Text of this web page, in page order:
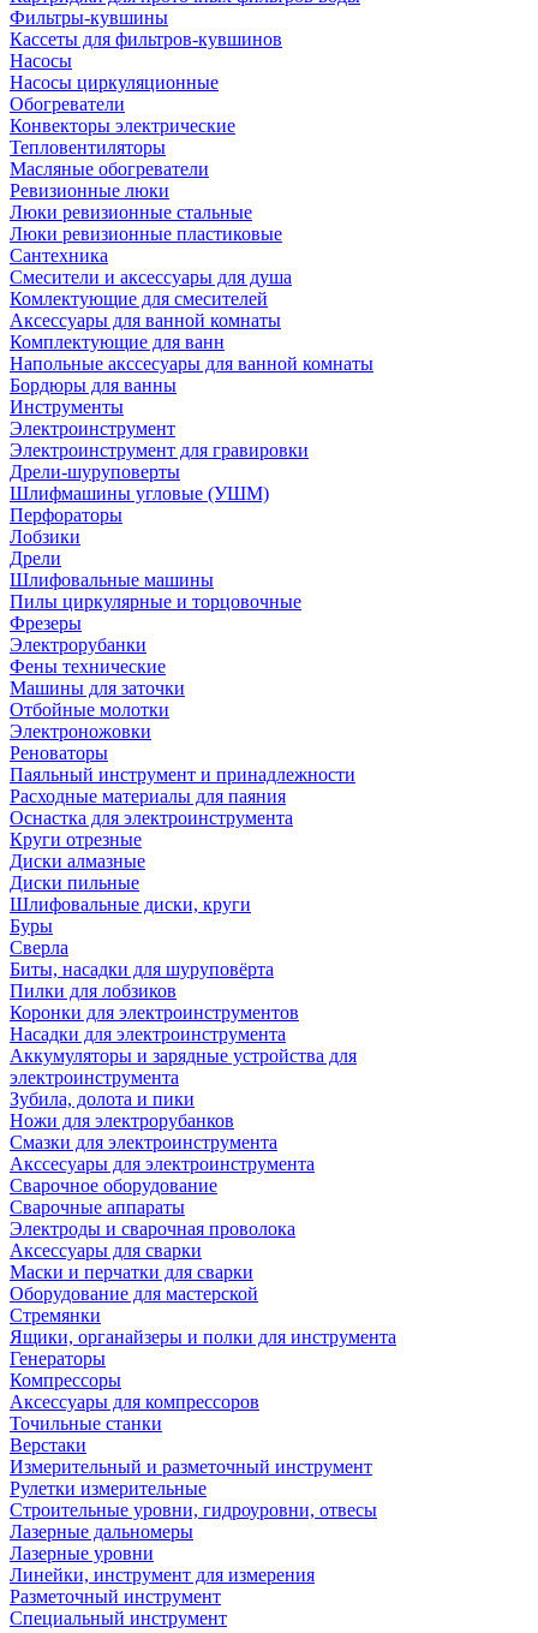
Фильтры-кувшины
Кассеты для фильтров-кувшинов
Насосы
Насосы циркуляционные
Обогреватели
Конвекторы электрические
Тепловентиляторы
Масляные обогреватели
Ревизионные люки
Люки ревизионные стальные
Люки ревизионные пластиковые
Сантехника
Смесители и аксессуары для душа
Комлектующие для смесителей
Аксессуары для ванной комнаты
Комплектующие для ванн
Напольные акссесуары для ванной комнаты
Бордюры для ванны
Инструменты
Электроинструмент
Электроинструмент для гравировки
Дрели-шуруповерты
Шлифмашины угловые (УШМ)
Перфораторы
Лобзики
Дрели
Шлифовальные машины
Пилы циркулярные и торцовочные
Фрезеры
Электрорубанки
Фены технические
Машины для заточки
Отбойные молотки
Электроножовки
Реноваторы
Паяльный инструмент и принадлежности
Расходные материалы для паяния
Оснастка для электроинструмента
Круги отрезные
Диски алмазные
Диски пильные
Шлифовальные диски, круги
Буры
Сверла
Биты, насадки для шуруповёрта
Пилки для лобзиков
Коронки для электроинструментов
Насадки для электроинструмента
Аккумуляторы и зарядные устройства для
электроинструмента
Зубила, долота и пики
Ножи для электрорубанков
Смазки для электроинструмента
Акссесуары для электроинструмента
Сварочное оборудование
Сварочные аппараты
Электроды и сварочная проволока
Аксессуары для сварки
Маски и перчатки для сварки
Оборудование для мастерской
Стремянки
Ящики, органайзеры и полки для инструмента
Генераторы
Компрессоры
Аксессуары для компрессоров
Точильные станки
Верстаки
Измерительный и разметочный инструмент
Рулетки измерительные
Строительные уровни, гидроуровни, отвесы
Лазерные дальномеры
Лазерные уровни
Линейки, инструмент для измерения
Разметочный инструмент
Специальный инструмент